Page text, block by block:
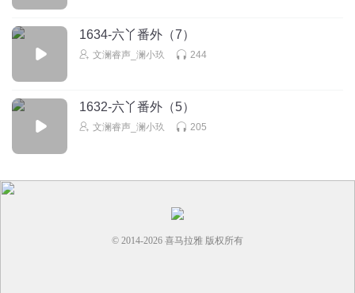
1634-六丫番外（7）
文澜睿声_澜小玖 244
1632-六丫番外（5）
文澜睿声_澜小玖 205
© 2014-2026 喜马拉雅 版权所有